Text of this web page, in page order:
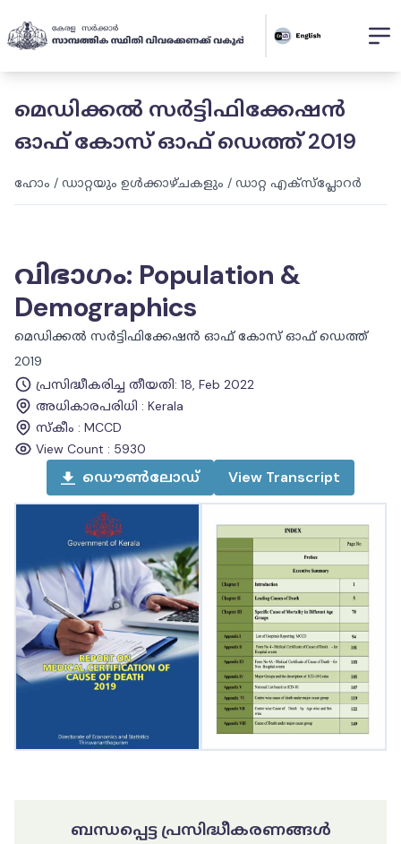
മെഡിക്കൽ സർട്ടിഫിക്കേഷൻ
ഓഫ് കോസ് ഓഫ് ഡെത്ത് 2019
ഹോം / ഡാറ്റയും ഉൾക്കാഴ്ചകളും / ഡാറ്റ എക്സ്പ്ലോറർ
വിഭാഗം: Population &
Demographics
മെഡിക്കൽ സർട്ടിഫിക്കേഷൻ ഓഫ് കോസ് ഓഫ് ഡെത്ത്
2019
പ്രസിദ്ധീകരിച്ച തീയതി: 18, Feb 2022
അധികാരപരിധി : Kerala
സ്കീം : MCCD
View Count : 5930
ഡൌൺലോഡ് View Transcript
ബന്ധപ്പെട്ട പ്രസിദ്ധീകരണങ്ങൾ